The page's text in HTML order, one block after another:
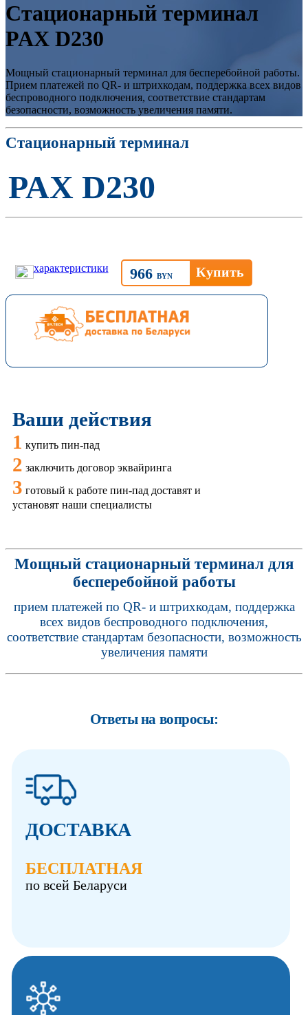
Стационарный терминал
PAX D230
Мощный стационарный терминал для бесперебойной работы.
Прием платежей по QR- и штрихкодам, поддержка всех видов
беспроводного подключения, соответствие стандартам
безопасности, возможность увеличения памяти.
Стационарный терминал
PAX D230
характеристики 966 BYN
Ваши действия
1 купить пин-пад
2 заключить договор эквайринга
3 готовый к работе пин-пад доставят и
установят наши специалисты
Мощный стационарный терминал для
бесперебойной работы
прием платежей по QR- и штрихкодам, поддержка
всех видов беспроводного подключения,
соответствие стандартам безопасности, возможность
увеличения памяти
Ответы на вопросы:
ДОСТАВКА
БЕСПЛАТНАЯ
по всей Беларуси